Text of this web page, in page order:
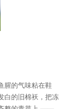
腥的气味粘在鞋
白的旧棉袄，把冻